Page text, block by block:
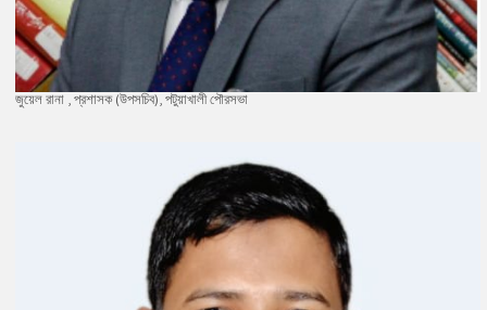
জুয়েল রানা , প্রশাসক (উপসচিব), পটুয়াখালী পৌরসভা